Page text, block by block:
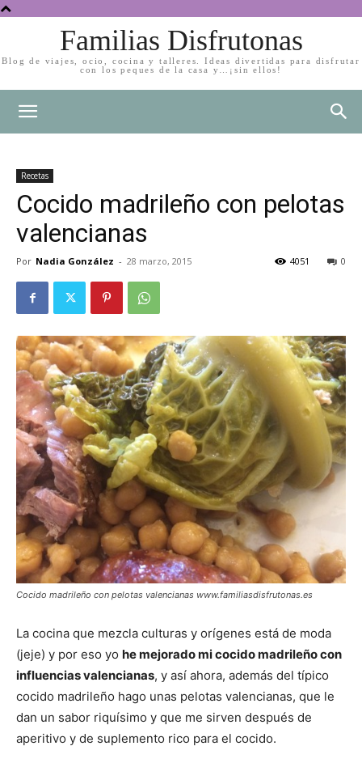
Familias Disfrutonas
Blog de viajes, ocio, cocina y talleres. Ideas divertidas para disfrutar
con los peques de la casa y…¡sin ellos!
Recetas
Cocido madrileño con pelotas
valencianas
Por Nadia González - 28 marzo, 2015 0
4051
Cocido madrileño con pelotas valencianas www.familiasdisfrutonas.es
La cocina que mezcla culturas y orígenes está de moda
(jeje) y por eso yo he mejorado mi cocido madrileño con
influencias valencianas, y así ahora, además del típico
cocido madrileño hago unas pelotas valencianas, que le
dan un sabor riquísimo y que me sirven después de
aperitivo y de suplemento rico para el cocido.